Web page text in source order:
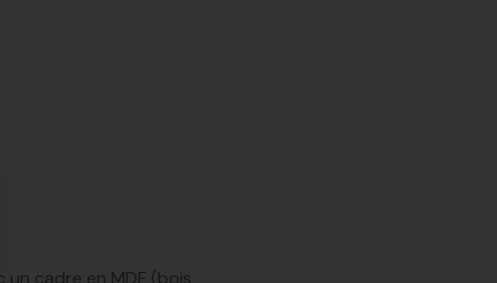
cadre en MDF (bois